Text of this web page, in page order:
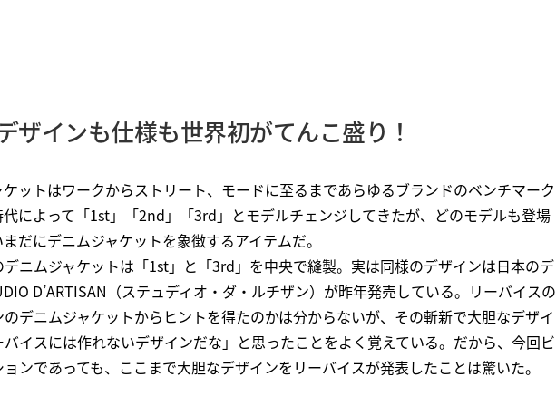
ザインも仕様も世界初がてんこ盛り！
ットはワークからストリート、モードに至るまであらゆるブランドのベンチマーク
によって「1st」「2nd」「3rd」とモデルチェンジしてきたが、どのモデルも登場
だにデニムジャケットを象徴するアイテムだ。
ニムジャケットは「1st」と「3rd」を中央で縫製。実は同様のデザインは日本のデ
D’ARTISAN（ステュディオ・ダ・ルチザン）が昨年発売している。リーバイスの
デニムジャケットからヒントを得たのかは分からないが、その斬新で大胆なデザイ
イスには作れないデザインだな」と思ったことをよく覚えている。だから、今回ビ
ンであっても、ここまで大胆なデザインをリーバイスが発表したことは驚いた。